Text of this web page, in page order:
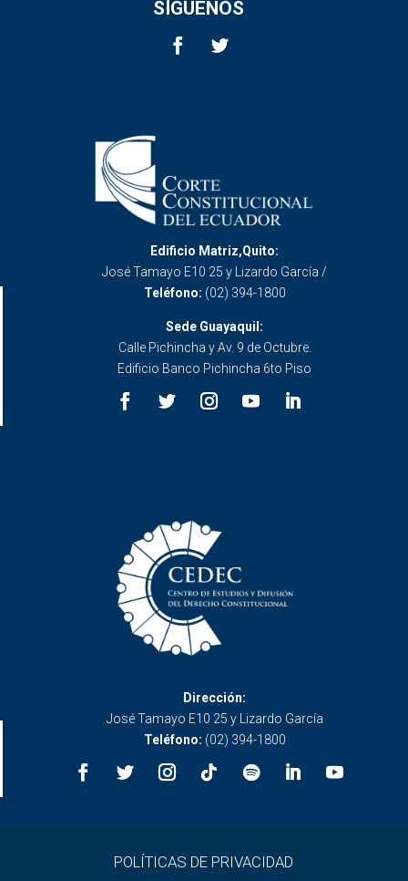
SÍGUENOS
Edificio Matriz,Quito:
José Tamayo E10 25 y Lizardo García /
Teléfono: (02) 394-1800
Sede Guayaquil:
Calle Pichincha y Av. 9 de Octubre.
Edificio Banco Pichincha 6to Piso
Dirección:
José Tamayo E10 25 y Lizardo García
Teléfono: (02) 394-1800
POLÍTICAS DE PRIVACIDAD